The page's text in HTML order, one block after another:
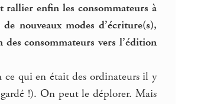
rallier enfin les consommateurs à
nouveaux modes d’écriture(s),
consommateurs vers l’édition
ce qui en était des ordinateurs il y
!). On peut le déplorer. Mais